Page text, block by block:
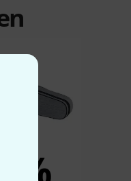
3%